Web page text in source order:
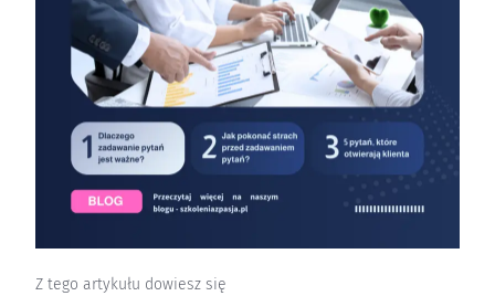
Z tego artykułu dowiesz się